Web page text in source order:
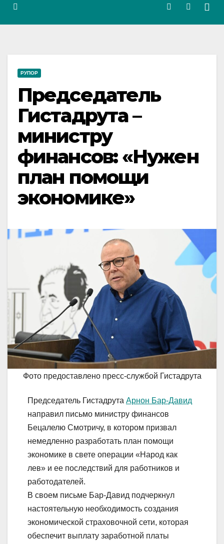
РУПОР
Председатель
Гистадрута –
министру
финансов: «Нужен
план помощи
экономике»
Фото предоставлено пресс-службой Гистадрута
Председатель Гистадрута Арнон Бар-Давид
направил письмо министру финансов
Бецалелю Смотричу, в котором призвал
немедленно разработать план помощи
экономике в свете операции «Народ как
лев» и ее последствий для работников и
работодателей.
В своем письме Бар-Давид подчеркнул
настоятельную необходимость создания
экономической страховочной сети, которая
обеспечит выплату заработной платы